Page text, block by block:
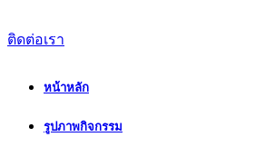
ติดต่อเรา
หน้าหลัก
รูปภาพกิจกรรม